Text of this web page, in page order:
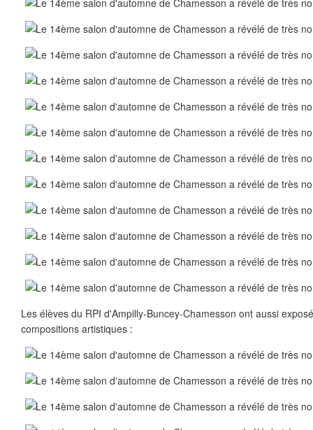
Les élèves du RPI d'Ampilly-Buncey-Chamesson ont aussi
compositions artistiques :